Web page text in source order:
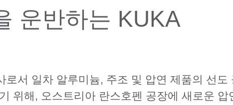
운반하는 KUKA
서 일차 알루미늄, 주조 및 압연 제품의 선도
위해, 오스트리아 란스호펜 공장에 새로운 압